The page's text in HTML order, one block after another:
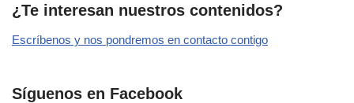
¿Te interesan nuestros contenidos?
Escríbenos y nos pondremos en contacto contigo
Síguenos en Facebook